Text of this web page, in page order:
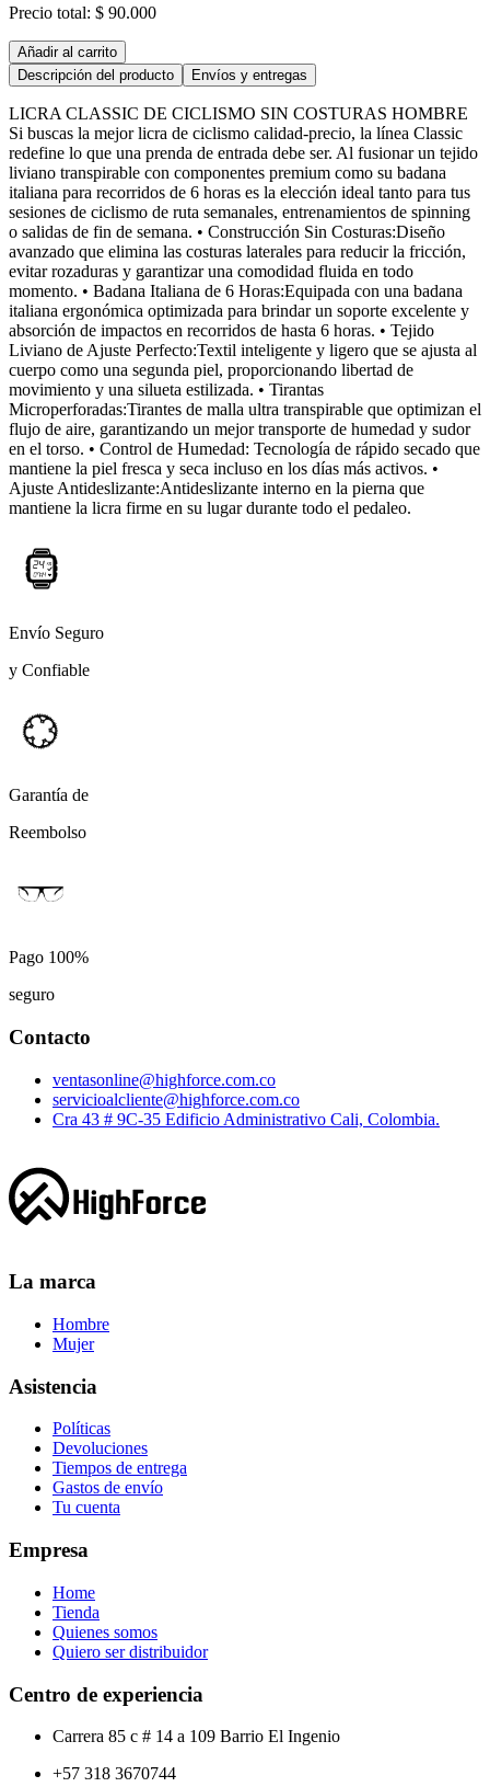
Precio total: $ 90.000
Añadir al carrito
Descripción del producto
Envíos y entregas
LICRA CLASSIC DE CICLISMO SIN COSTURAS HOMBRE
Si buscas la mejor licra de ciclismo calidad-precio, la línea Classic
redefine lo que una prenda de entrada debe ser. Al fusionar un tejido
liviano transpirable con componentes premium como su badana
italiana para recorridos de 6 horas es la elección ideal tanto para tus
sesiones de ciclismo de ruta semanales, entrenamientos de spinning
o salidas de fin de semana. • Construcción Sin Costuras:Diseño
avanzado que elimina las costuras laterales para reducir la fricción,
evitar rozaduras y garantizar una comodidad fluida en todo
momento. • Badana Italiana de 6 Horas:Equipada con una badana
italiana ergonómica optimizada para brindar un soporte excelente y
absorción de impactos en recorridos de hasta 6 horas. • Tejido
Liviano de Ajuste Perfecto:Textil inteligente y ligero que se ajusta al
cuerpo como una segunda piel, proporcionando libertad de
movimiento y una silueta estilizada. • Tirantas
Microperforadas:Tirantes de malla ultra transpirable que optimizan el
flujo de aire, garantizando un mejor transporte de humedad y sudor
en el torso. • Control de Humedad: Tecnología de rápido secado que
mantiene la piel fresca y seca incluso en los días más activos. •
Ajuste Antideslizante:Antideslizante interno en la pierna que
mantiene la licra firme en su lugar durante todo el pedaleo.
Envío Seguro
y Confiable
Garantía de
Reembolso
Pago 100%
seguro
Contacto
ventasonline@highforce.com.co
servicioalcliente@highforce.com.co
Cra 43 # 9C-35 Edificio Administrativo Cali, Colombia.
La marca
Hombre
Mujer
Asistencia
Políticas
Devoluciones
Tiempos de entrega
Gastos de envío
Tu cuenta
Empresa
Home
Tienda
Quienes somos
Quiero ser distribuidor
Centro de experiencia
Carrera 85 c # 14 a 109 Barrio El Ingenio
+57 318 3670744